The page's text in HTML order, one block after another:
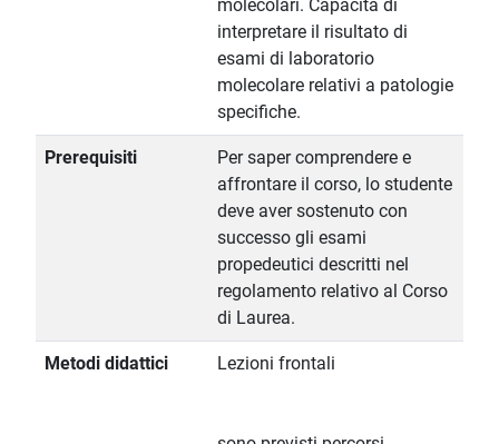
molecolari. Capacità di
interpretare il risultato di
esami di laboratorio
molecolare relativi a patologie
specifiche.
Prerequisiti
Per saper comprendere e
affrontare il corso, lo studente
deve aver sostenuto con
successo gli esami
propedeutici descritti nel
regolamento relativo al Corso
di Laurea.
Metodi didattici Lezioni frontali